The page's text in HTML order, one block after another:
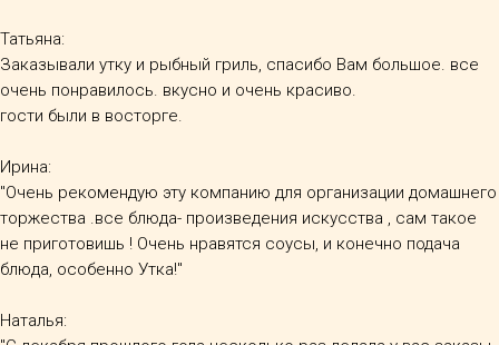
Татьяна:
Заказывали утку и рыбный гриль, спасибо Вам большое. все
очень понравилось. вкусно и очень красиво.
гости были в восторге.
Ирина:
"Очень рекомендую эту компанию для организации домашнего
торжества .все блюда- произведения искусства , сам такое
не приготовишь ! Очень нравятся соусы, и конечно подача
блюда, особенно Утка!"
Наталья: